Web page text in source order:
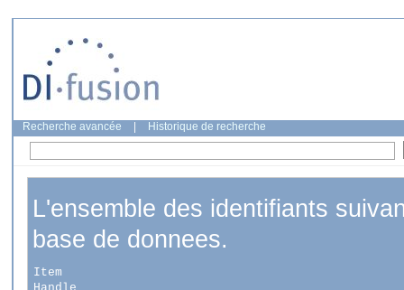
Recherche avancée Historique de recherche
L'ensemble des identifiants
base de donnees.
Item